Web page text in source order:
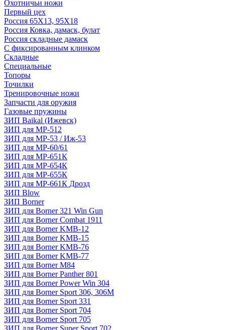
Охотничьи ножи
Первый цех
Россия 65Х13, 95Х18
Россия Ковка, дамаск, булат
Россия складные дамаск
С фиксированным клинком
Складные
Специальные
Топоры
Точилки
Тренировочные ножи
Запчасти для оружия
Газовые пружины
ЗИП Baikal (Ижевск)
ЗИП для МР-512
ЗИП для МР-53 / Иж-53
ЗИП для МР-60/61
ЗИП для МР-651К
ЗИП для МР-654К
ЗИП для МР-655К
ЗИП для МР-661К Дрозд
ЗИП Blow
ЗИП Borner
ЗИП для Borner 321 Win Gun
ЗИП для Borner Combat 1911
ЗИП для Borner KMB-12
ЗИП для Borner KMB-15
ЗИП для Borner KMB-76
ЗИП для Borner KMB-77
ЗИП для Borner M84
ЗИП для Borner Panther 801
ЗИП для Borner Power Win 304
ЗИП для Borner Sport 306, 306M
ЗИП для Borner Sport 331
ЗИП для Borner Sport 704
ЗИП для Borner Sport 705
ЗИП для Borner Super Sport 702